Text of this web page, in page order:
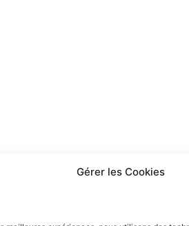
Gérer les Cookies